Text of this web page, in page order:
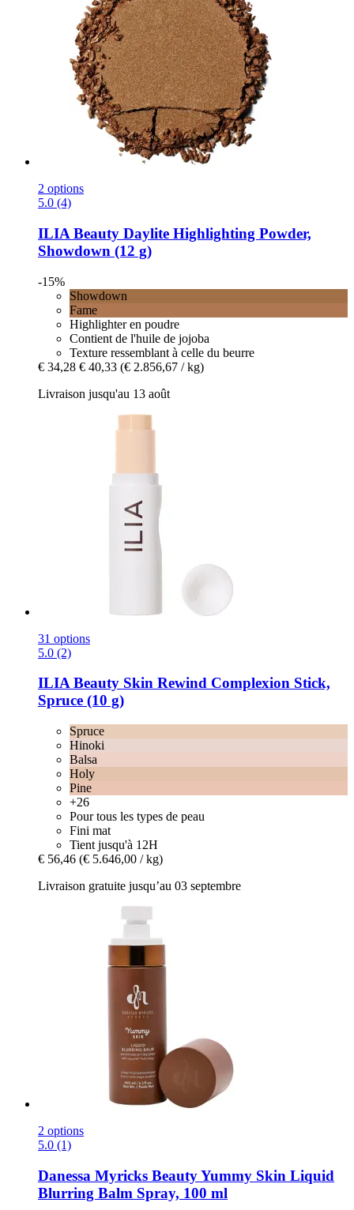
2 options
5.0 (4)
ILIA Beauty Daylite Highlighting Powder,
Showdown (12 g)
-15%
Showdown
Fame
Highlighter en poudre
Contient de l'huile de jojoba
Texture ressemblant à celle du beurre
€ 34,28 € 40,33 (€ 2.856,67 / kg)
Livraison jusqu'au 13 août
31 options
5.0 (2)
ILIA Beauty Skin Rewind Complexion Stick,
Spruce (10 g)
Spruce
Hinoki
Balsa
Holy
Pine
+26
Pour tous les types de peau
Fini mat
Tient jusqu'à 12H
€ 56,46 (€ 5.646,00 / kg)
Livraison gratuite jusqu’au 03 septembre
2 options
5.0 (1)
Danessa Myricks BeautyYummy Skin Liquid
Blurring Balm Spray, 100 ml